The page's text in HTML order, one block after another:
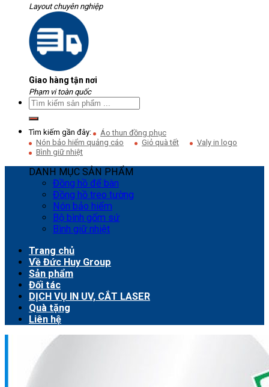
Layout chuyên nghiệp
Giao hàng tận nơi
Phạm vi toàn quốc
Tìm kiếm gần đây:
Áo thun đồng phục
Nón bảo hiểm quảng cáo
Giỏ quà tết
Valy in logo
Bình giữ nhiệt
DANH MỤC SẢN PHẨM
Đồng hồ để bàn
Đồng hồ treo tường
Nón bảo hiểm
Bộ bình gốm sứ
Bình giữ nhiệt
Trang chủ
Về Đức Huy Group
Sản phẩm
Đối tác
DỊCH VỤ IN UV, CẮT LASER
Quà tặng
Liên hệ